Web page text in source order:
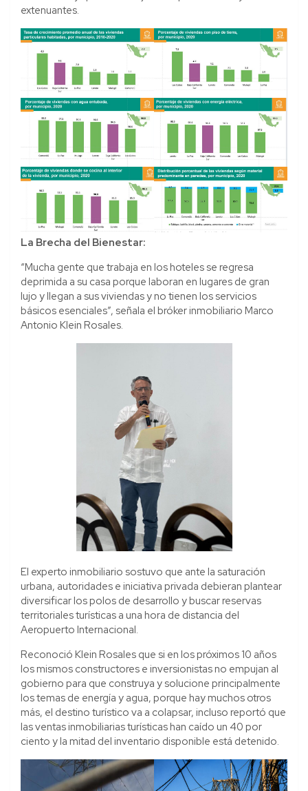
extenuantes.
La Brecha del Bienestar:
“Mucha gente que trabaja en los hoteles se regresa
deprimida a su casa porque laboran en lugares de gran
lujo y llegan a sus viviendas y no tienen los servicios
básicos esenciales”, señala el bróker inmobiliario Marco
Antonio Klein Rosales.
El experto inmobiliario sostuvo que ante la saturación
urbana, autoridades e iniciativa privada debieran plantear
diversificar los polos de desarrollo y buscar reservas
territoriales turísticas a una hora de distancia del
Aeropuerto Internacional.
Reconoció Klein Rosales que si en los próximos 10 años
los mismos constructores e inversionistas no empujan al
gobierno para que construya y solucione principalmente
los temas de energía y agua, porque hay muchos otros
más, el destino turístico va a colapsar, incluso reportó que
las ventas inmobiliarias turísticas han caído un 40 por
ciento y la mitad del inventario disponible está detenido.